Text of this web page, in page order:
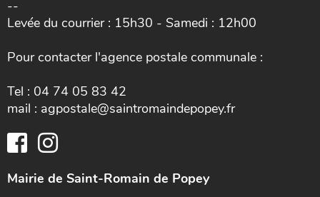
--
Levée du courrier : 15h30 - Samedi : 12h00
Pour contacter l'agence postale communale :
Tel : 04 74 05 83 42
mail : agpostale@saintromaindepopey.fr
Mairie de Saint-Romain de Popey